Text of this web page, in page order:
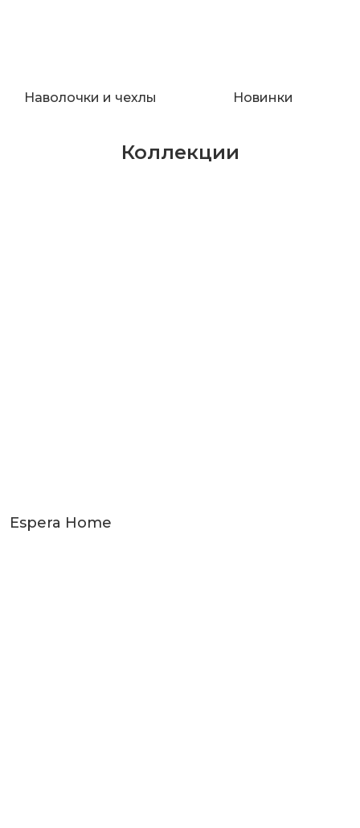
Наволочки и чехлы Новинки
Коллекции
Espera Home